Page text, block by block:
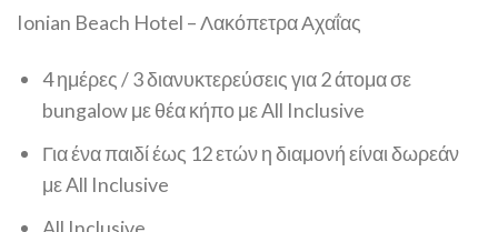
Ionian Beach Hotel – Λακόπετρα Αχαΐας
4 ημέρες / 3 διανυκτερεύσεις για 2 άτομα σε
bungalow με θέα κήπο με All Inclusive
Για ένα παιδί έως 12 ετών η διαμονή είναι δωρεάν
με All Inclusive